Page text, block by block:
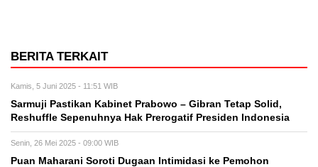
BERITA TERKAIT
Kamis, 5 Juni 2025 - 11:51 WIB
Sarmuji Pastikan Kabinet Prabowo – Gibran Tetap Solid,
Reshuffle Sepenuhnya Hak Prerogatif Presiden Indonesia
Senin, 26 Mei 2025 - 09:00 WIB
Puan Maharani Soroti Dugaan Intimidasi ke Pemohon